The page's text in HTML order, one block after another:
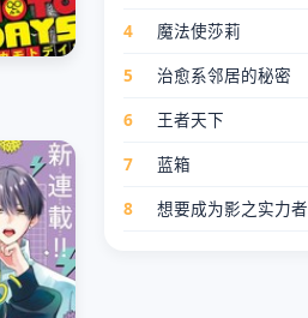
4 魔法使莎莉
5 治愈系邻居的秘密
6 王者天下
7 蓝箱
8 想要成为影之实力者